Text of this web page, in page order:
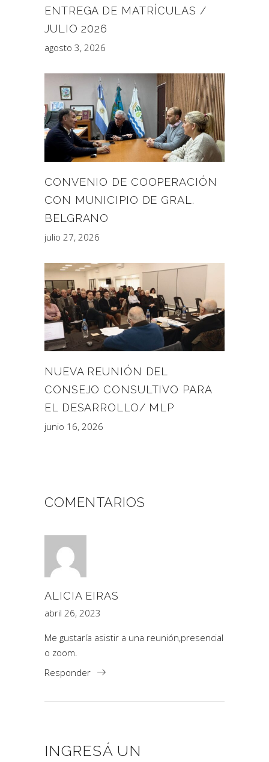
ENTREGA DE MATRÍCULAS /
JULIO 2026
agosto 3, 2026
CONVENIO DE COOPERACIÓN
CON MUNICIPIO DE GRAL.
BELGRANO
julio 27, 2026
NUEVA REUNIÓN DEL
CONSEJO CONSULTIVO PARA
EL DESARROLLO/ MLP
junio 16, 2026
COMENTARIOS
ALICIA EIRAS
abril 26, 2023
Me gustaría asistir a una reunión,presencial
o zoom.
Responder
INGRESÁ UN